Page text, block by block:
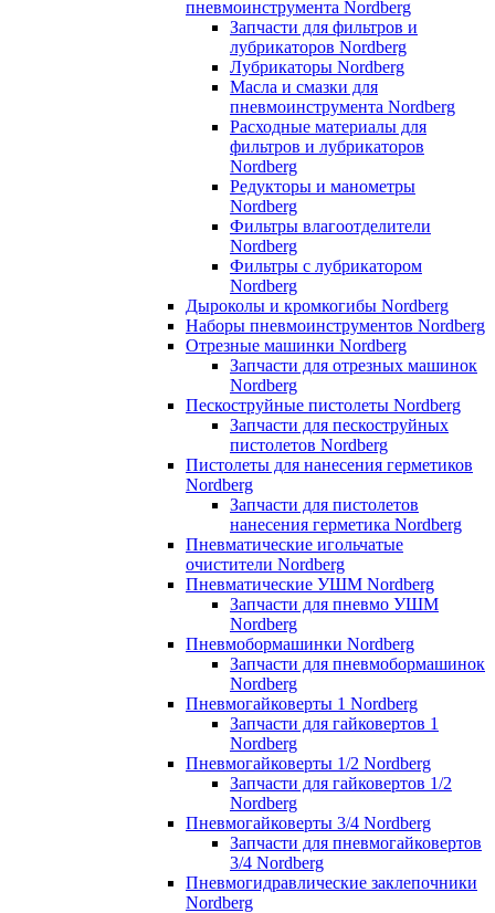
пневмоинструмента Nordberg
Запчасти для фильтров и
лубрикаторов Nordberg
Лубрикаторы Nordberg
Масла и смазки для
пневмоинструмента Nordberg
Расходные материалы для
фильтров и лубрикаторов
Nordberg
Редукторы и манометры
Nordberg
Фильтры влагоотделители
Nordberg
Фильтры с лубрикатором
Nordberg
Дыроколы и кромкогибы Nordberg
Наборы пневмоинструментов Nordberg
Отрезные машинки Nordberg
Запчасти для отрезных машинок
Nordberg
Пескоструйные пистолеты Nordberg
Запчасти для пескоструйных
пистолетов Nordberg
Пистолеты для нанесения герметиков
Nordberg
Запчасти для пистолетов
нанесения герметика Nordberg
Пневматические игольчатые
очистители Nordberg
Пневматические УШМ Nordberg
Запчасти для пневмо УШМ
Nordberg
Пневмобормашинки Nordberg
Запчасти для пневмобормашинок
Nordberg
Пневмогайковерты 1 Nordberg
Запчасти для гайковертов 1
Nordberg
Пневмогайковерты 1/2 Nordberg
Запчасти для гайковертов 1/2
Nordberg
Пневмогайковерты 3/4 Nordberg
Запчасти для пневмогайковертов
3/4 Nordberg
Пневмогидравлические заклепочники
Nordberg